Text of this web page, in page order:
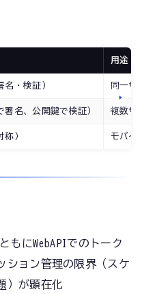
用途
名・検証） 同一サ
署名、公開鍵で検証） 複数サ
称） モバイ
もにWebAPIでのトーク
ション管理の限界（スケ
）が顕在化